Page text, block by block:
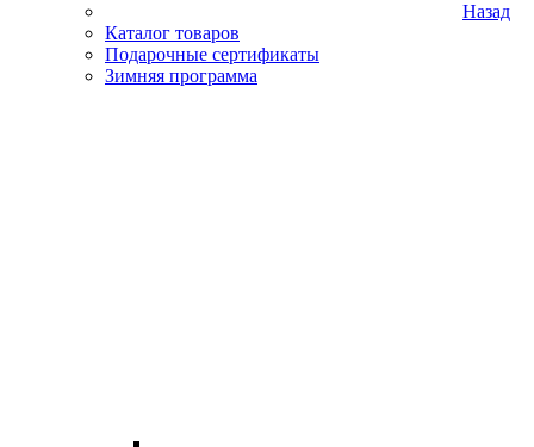
Назад
Каталог товаров
Подарочные сертификаты
Зимняя программа